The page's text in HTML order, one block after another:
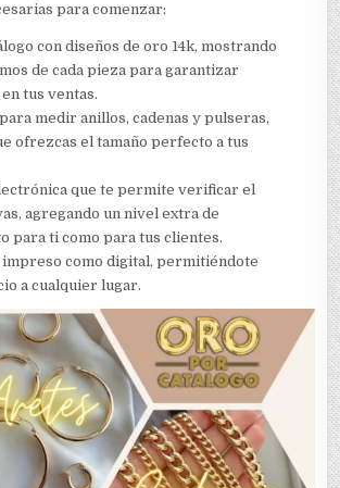
para comenzar:
con diseños de oro 14k, mostrando
de cada pieza para garantizar
tus ventas.
medir anillos, cadenas y pulseras,
ofrezcas el tamaño perfecto a tus
que te permite verificar el
agregando un nivel extra de
para ti como para tus clientes.
como digital, permitiéndote
a cualquier lugar.